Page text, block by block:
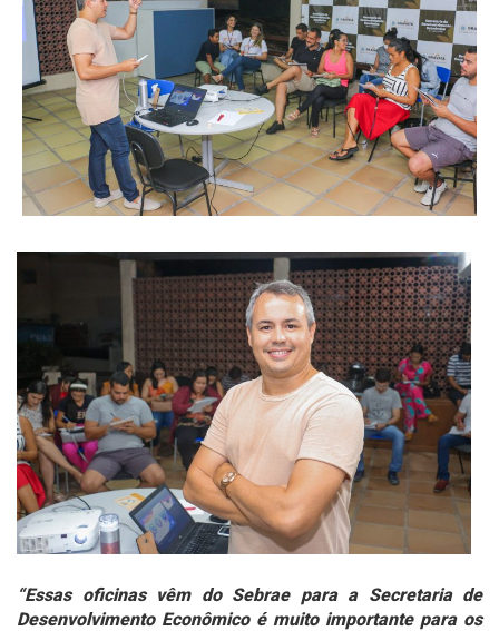
“Essas oficinas vêm do Sebrae para a Secretaria de
Desenvolvimento Econômico é muito importante para os